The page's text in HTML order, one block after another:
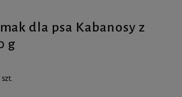
dla psa Kabanosy z
g
szt.